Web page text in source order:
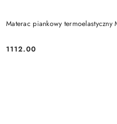
Materac piankowy termoelastyczny
Cena:
1112.00